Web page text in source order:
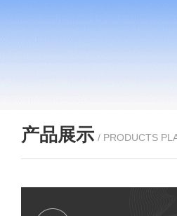
产品展示 / PRODUCTS